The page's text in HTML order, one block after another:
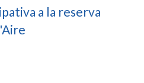
a la reserva